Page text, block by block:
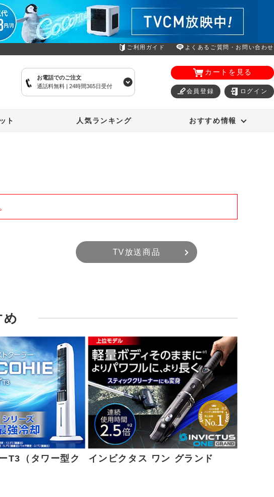
ご利用ガイド よくあるご質問・お問い合わせ
お電話でのご注文
通話料無料 | 24時間365日受付
カートを見る
会員登録 ログイン
ト 人気ランキング おすすめ情報
TV放送商品
め
T3（タワー型ク
インビクタス ワン グランド